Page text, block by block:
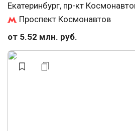
Екатеринбург, пр-кт
Проспект Космонавтов
от 5.52 млн. руб.